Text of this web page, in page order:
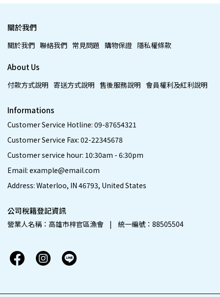
關於我們
關於我們 聯絡我們 常見問題 購物保證 隱私權條款
About Us
付款方式說明 寄送方式說明 售後服務說明 會員權利及紅利說明
Informations
Customer Service Hotline: 09-87654321
Customer Service Fax: 02-22345678
Customer service hour: 10:30am - 6:30pm
Email: example@email.com
Address: Waterloo, IN 46793, United States
公司稅籍登記資訊
營業人名稱：高雄市梓官區漁會    |    統一編號：88505504